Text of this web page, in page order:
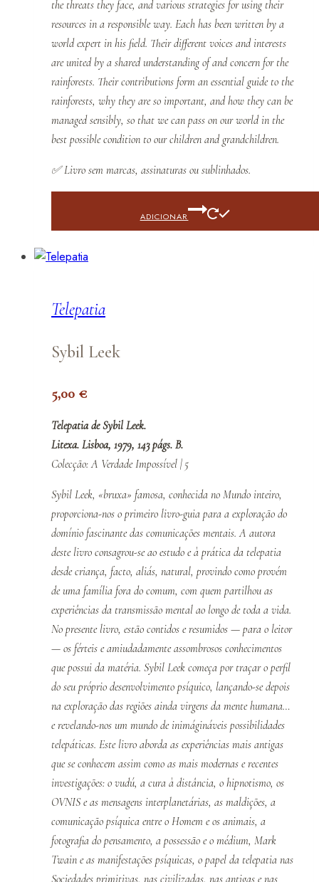
the threats they face, and various strategies for using their
resources in a responsible way. Each has been written by a
world expert in his field. Their different voices and interests
are united by a shared understanding of and concern for the
rainforests. Their contributions form an essential guide to the
rainforests, why they are so important, and how they can be
managed sensibly, so that we can pass on our world in the
best possible condition to our children and grandchildren.
✅Livro sem marcas, assinaturas ou sublinhados.
ADICIONAR
Telepatia
Sybil Leek
5,00 €
Telepatia de Sybil Leek.
Litexa. Lisboa, 1979, 143 págs. B.
Colecção: A Verdade Impossível | 5
Sybil Leek, «bruxa» famosa, conhecida no Mundo inteiro,
proporciona-nos o primeiro livro-guia para a exploração do
domínio fascinante das comunicações mentais. A autora
deste livro consagrou-se ao estudo e à prática da telepatia
desde criança, facto, aliás, natural, provindo como provém
de uma família fora do comum, com quem partilhou as
experiências da transmissão mental ao longo de toda a vida.
No presente livro, estão contidos e resumidos — para o leitor
— os férteis e amiudadamente assombrosos conhecimentos
que possui da matéria. Sybil Leek começa por traçar o perfil
do seu próprio desenvolvimento psíquico, lançando-se depois
na exploração das regiões ainda virgens da mente humana…
e revelando-nos um mundo de inimágináveis possibilidades
telepáticas. Este livro aborda as experiências mais antigas
que se conhecem assim como as mais modernas e recentes
investigações: o vudú, a cura à distância, o hipnotismo, os
OVNIS e as mensagens interplanetárias, as maldições, a
comunicação psíquica entre o Homem e os animais, a
fotografia do pensamento, a possessão e o médium, Mark
Twain e as manifestações psíquicas, o papel da telepatia nas
Sociedades primitivas, nas civilizadas, nas antigas e nas